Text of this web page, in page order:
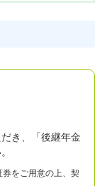
き、「後継年金
をご用意の上、契